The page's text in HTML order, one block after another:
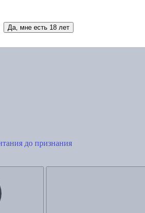
до признания
Да, мне есть 18 лет